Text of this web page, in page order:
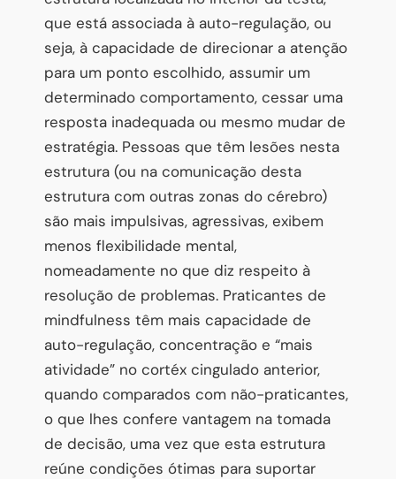
que está associada à auto-regulação, ou
seja, à capacidade de direcionar a atenção
para um ponto escolhido, assumir um
determinado comportamento, cessar uma
resposta inadequada ou mesmo mudar de
estratégia. Pessoas que têm lesões nesta
estrutura (ou na comunicação desta
estrutura com outras zonas do cérebro)
são mais impulsivas, agressivas, exibem
menos flexibilidade mental,
nomeadamente no que diz respeito à
resolução de problemas. Praticantes de
mindfulness têm mais capacidade de
auto-regulação, concentração e “mais
atividade” no cortéx cingulado anterior,
quando comparados com não-praticantes,
o que lhes confere vantagem na tomada
de decisão, uma vez que esta estrutura
reúne condições ótimas para suportar